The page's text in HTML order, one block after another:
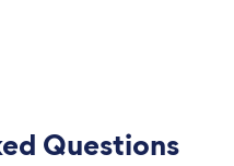
Questions